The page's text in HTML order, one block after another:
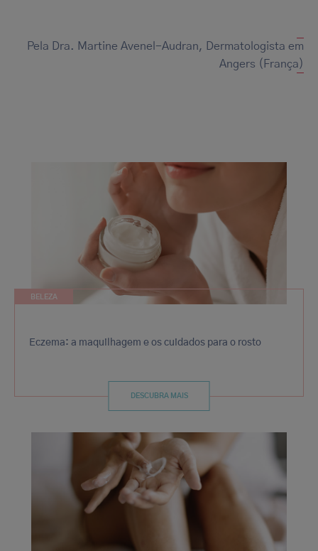
Pela Dra. Martine Avenel-Audran, Dermatologista em
Angers (França)
BELEZA
Eczema: a maquilhagem e os cuidados para o rosto
DESCUBRA MAIS